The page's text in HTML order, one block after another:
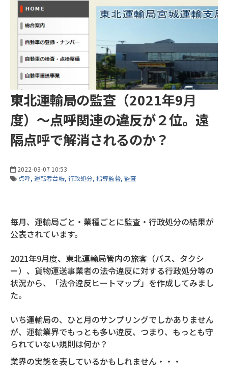
東北運輸局の監査（2021年9月
度）～点呼関連の違反が２位。遠
隔点呼で解消されるのか？
2022-03-07 10:53
点呼 運転者台帳 行政処分 指導監督 監査
毎月、運輸局ごと・業種ごとに監査・行政処分の結果が
公表されています。
2021年9月度、東北運輸局管内の旅客（バス、タクシ
ー）、貨物運送事業者の法令違反に対する行政処分等の
状況から、「法令違反ヒートマップ」を作成してみまし
た。
いち運輸局の、ひと月のサンプリングでしかありません
が、運輸業界でもっとも多い違反、つまり、もっとも守
られていない規則は何か？
業界の実態を表しているかもしれません・・・